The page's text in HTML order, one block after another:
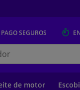
SEGUROS
de motor